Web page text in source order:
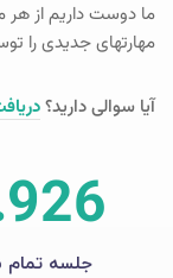
ما دوست داریم از هر
مهارتهای جدیدی را
آیا سوالی دارید؟
جلسه تمام